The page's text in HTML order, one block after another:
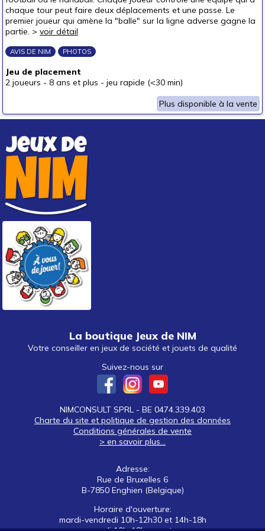
Pour offrir à
un bébé (0-3 ans)
un p'tit bout (3-6 ans)
un jeune ado (8-12 ans)
(1)
un adulte (16 ans et +)
(1)
autour de 5 €
chaque tour peut faire deux déplacements et une passe. Le
premier joueur qui amène la "balle" sur la ligne adverse gagne la
partie. > voir détail
AVIS DE NIM PHOTOS
Jeu de placement
2 joueurs - 8 ans et plus - jeu rapide (<30 min)
Plus disponible à la vente
La boutique Jeux de NIM
Votre conseiller en jeux de société et jouets de qualité
Suivez-nous sur
NIMCONSULT SPRL - BE 0474.339.403
Charte du site et politique de gestion des données
Conditions générales de vente
> en savoir plus...
Adresse:
Rue de Bruxelles 6
B-7850 Enghien (Belgique)
Horaire d'ouverture:
mardi-vendredi 10h-12h30 et 14h-18h